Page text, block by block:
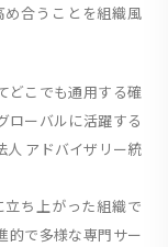
合うことを組織風
どこでも通用する確
ローバルに活躍する
人 アドバイザリー統
ち上がった組織で
的で多様な専門サー